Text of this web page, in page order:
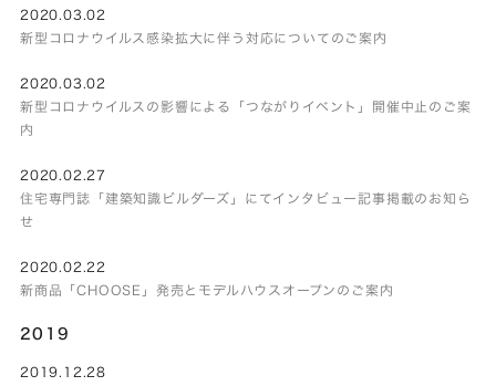
2020.03.02
新型コロナウイルス感染拡大に伴う対応についてのご案内
2020.03.02
新型コロナウイルスの影響による「つながりイベント」開催中止のご案
内
2020.02.27
住宅専門誌「建築知識ビルダーズ」にてインタビュー記事掲載のお知ら
せ
2020.02.22
新商品「CHOOSE」発売とモデルハウスオープンのご案内
2019
2019.12.28